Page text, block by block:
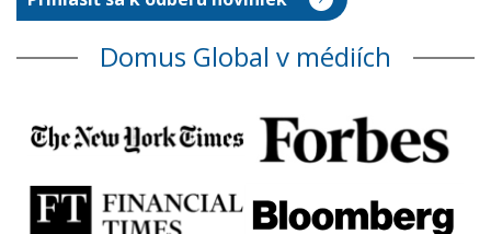
Domus Global v médiích